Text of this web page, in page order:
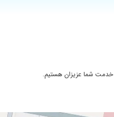
خدمت شما عزیزان هستیم.